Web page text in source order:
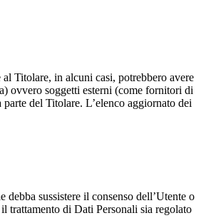
Titolare, in alcuni casi, potrebbero avere
ovvero soggetti esterni (come fornitori di
del Titolare. L’elenco aggiornato dei
sussistere il consenso dell’Utente o
trattamento di Dati Personali sia regolato